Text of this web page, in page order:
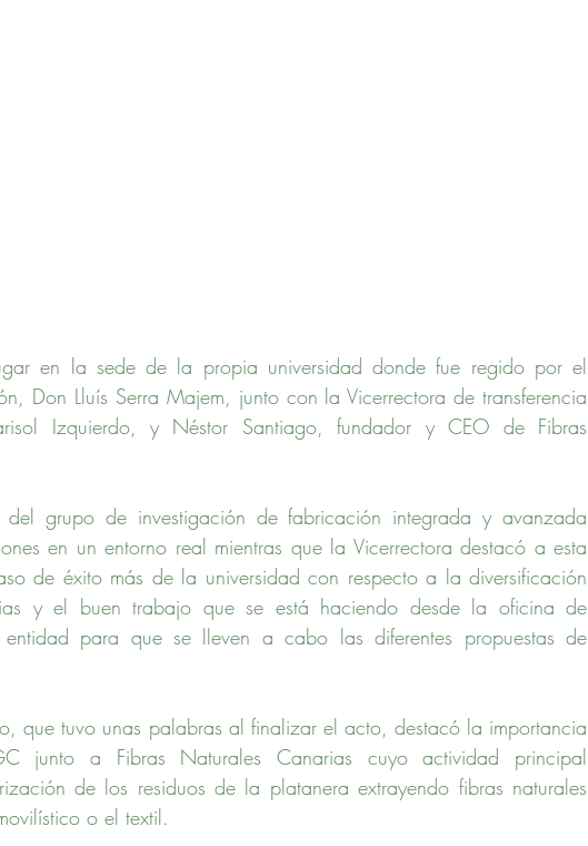
en la sede de la propia universidad donde fue regido por el
Don Lluís Serra Majem, junto con la Vicerrectora de transferencia
Izquierdo, y Néstor Santiago, fundador y CEO de Fibras
grupo de investigación de fabricación integrada y avanzada
en un entorno real mientras que la Vicerrectora destacó a esta
de éxito más de la universidad con respecto a la diversificación
y el buen trabajo que se está haciendo desde la oficina de
para que se lleven a cabo las diferentes propuestas de
que tuvo unas palabras al finalizar el acto, destacó la importancia
junto a Fibras Naturales Canarias cuyo actividad principal
de los residuos de la platanera extrayendo fibras naturales
o el textil.